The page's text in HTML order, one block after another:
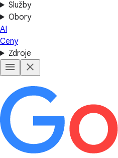
Služby
Obory
AI
Ceny
Zdroje